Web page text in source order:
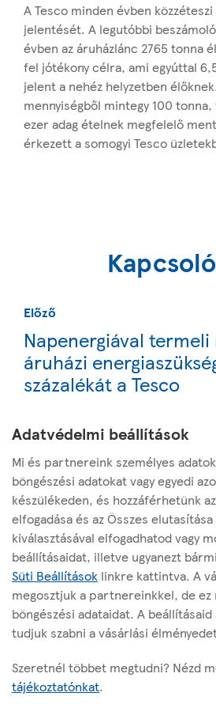
A Tesco minden évben
jelentését. A legutóbbi
évben az áruházlánc 2765 tonna
fel jótékony célra, ami egyúttal
jelent a nehéz helyzetben
mennyiségből mintegy 100 tonna,
ezer adag ételnek megfelelő
érkezett a somogyi Tesco
Előző
Napenergiával termeli
áruházi
százalékát a Tesco
Következő
Nem mindennapi
minden Tesco
áprilisban
Az oldalról
Hasznos linkek
Adatvédelmi beállítások
Mi és partnereink személyes
böngészési adatokat vagy egyedi
készülékeden, és hozzáférhetünk
elfogadása és az Összes
kiválasztásával elfogadhatod vagy
beállításaidat, illetve ugyanezt
Süti Beállítások linkre kattintva. A
megosztjuk a partnereinkkel, de
böngészési adataidat. A
tudjuk szabni a vásárlási
Szeretnél többet megtudni? Nézd
tájékoztatónkat.